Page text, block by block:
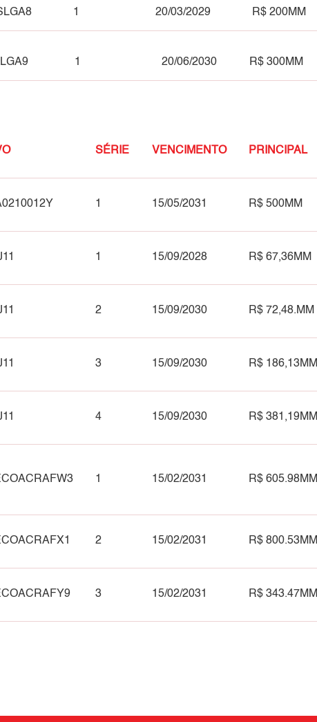
1 20/03/2029 R$ 200MM
1 20/06/2030 R$ 300MM
SÉRIE VENCIMENTO PRINCIPAL
1 15/05/2031 R$ 500MM
1 15/09/2028 R$ 67,36MM
2 15/09/2030 R$ 72,48.MM
3 15/09/2030 R$ 186,13MM
4 15/09/2030 R$ 381,19MM
1 15/02/2031 R$ 605.98MM
2 15/02/2031 R$ 800.53MM
3 15/02/2031 R$ 343.47MM